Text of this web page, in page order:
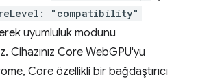
"compatibility"
uyumluluk modunu
Cihazınız Core WebGPU'yu
Core özellikli bir bağdaştırıcı